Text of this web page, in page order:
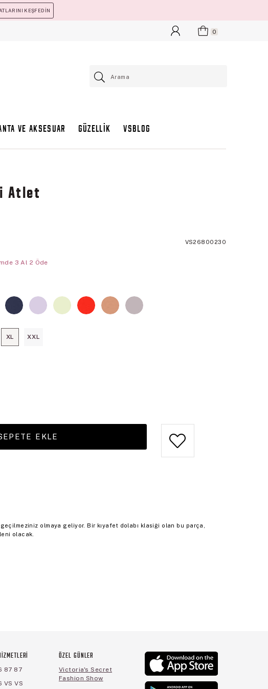
KEŞFEDİN
0
VE AKSESUAR GÜZELLİK VSBLOG
Atlet
VS26800230
3 Al 2 Öde
XL XXL
olmaya geliyor. Bir kıyafet dolabı klasiği olan bu parça,
olacak.
87 87
VS VS
ÖZEL GÜNLER
Victoria's Secret
Fashion Show